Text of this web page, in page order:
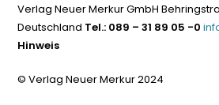
Verlag Neuer Merkur GmbH
Deutschland Tel.: 089 – 31 89 05 -0
Hinweis
© Verlag Neuer Merkur 2024